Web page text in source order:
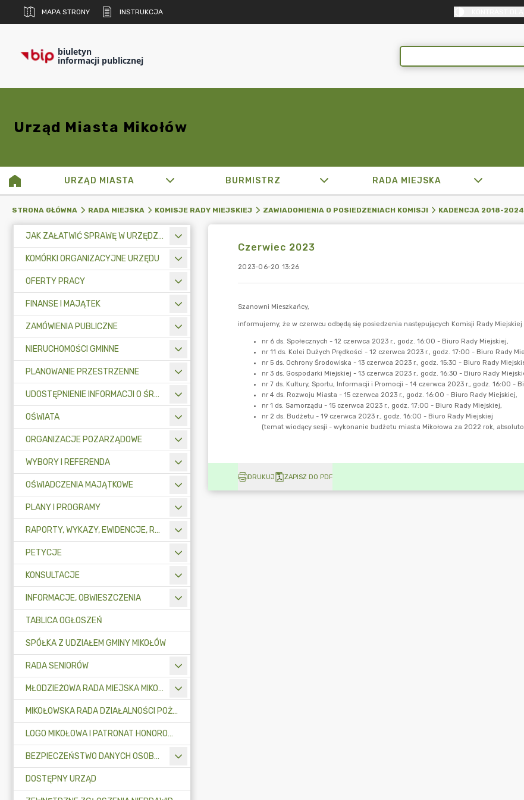
MAPA STRONY INSTRUKCJA
biuletyn
informacji publicznej
Urząd Miasta Mikołów
URZĄD MIASTA BURMISTRZ RADA MIEJSKA
STRONA GŁÓWNA RADA MIEJSKA KOMISJE RADY MIEJSKIEJ ZAWIADOMIENIA O POSIEDZENIACH KOMISJI KADENCJA 2018-2024
JAK ZAŁATWIĆ SPRAWĘ W URZĘDZIE MIASTA
KOMÓRKI ORGANIZACYJNE URZĘDU
OFERTY PRACY
FINANSE I MAJĄTEK
ZAMÓWIENIA PUBLICZNE
NIERUCHOMOŚCI GMINNE
PLANOWANIE PRZESTRZENNE
UDOSTĘPNIENIE INFORMACJI O ŚRODOWISKU
OŚWIATA
ORGANIZACJE POZARZĄDOWE
WYBORY I REFERENDA
OŚWIADCZENIA MAJĄTKOWE
PLANY I PROGRAMY
RAPORTY, WYKAZY, EWIDENCJE, REJESTRY
PETYCJE
KONSULTACJE
INFORMACJE, OBWIESZCZENIA
TABLICA OGŁOSZEŃ
SPÓŁKA Z UDZIAŁEM GMINY MIKOŁÓW
RADA SENIORÓW
MŁODZIEŻOWA RADA MIEJSKA MIKOŁOWA
MIKOŁOWSKA RADA DZIAŁALNOŚCI POŻYTKU PUBLICZNEGO
LOGO MIKOŁOWA I PATRONAT HONOROWY BURMISTRZA MIKOŁOWA
BEZPIECZEŃSTWO DANYCH OSOBOWYCH
DOSTĘPNY URZĄD
Czerwiec 2023
2023-06-20 13:26
DRUKUJ ZAPISZ DO PDF